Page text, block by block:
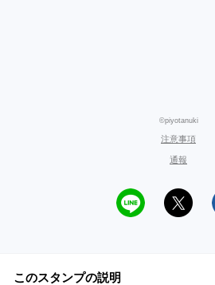
©piyotanuki
注意事項
通報
このスタンプの説明